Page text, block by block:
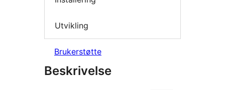
Utvikling
Brukerstøtte
Beskrivelse